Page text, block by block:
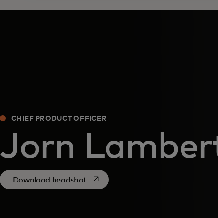
CHIEF PRODUCT OFFICER
Jorn
Download headshotopens in a new tab